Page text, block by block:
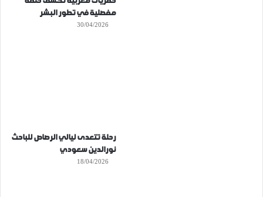
مفصلية في تطور البشر
30/04/2026
رحلة تتعدى ليالي الرصاص للباحث
نورالدين سعودي
18/04/2026